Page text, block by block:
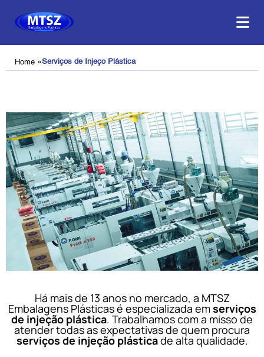
Home »Serviços de Injeço Plástica
Há mais de 13 anos no mercado, a MTSZ
Embalagens Plásticas é especializada emserviços
de injeção plástica. Trabalhamos com a misso de
atender todas as expectativas de quem procura
serviços de injeção plásticade alta qualidade.